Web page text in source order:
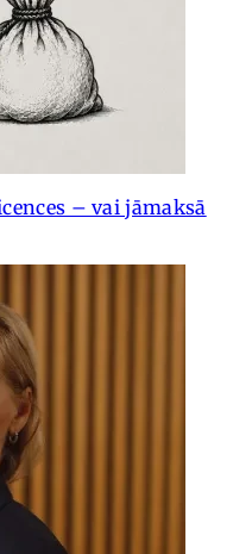
– vai jāmaksā